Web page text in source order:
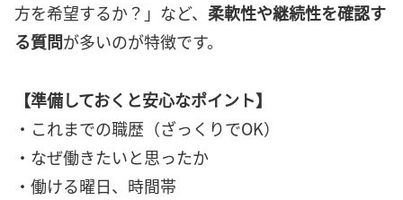
方を希望するか？」など、 柔軟性や継続性を確認す
る質問が多いのが特徴です。
【準備しておくと安心なポイント】
・これまでの職歴（ざっくりでOK）
・なぜ働きたいと思ったか
・働ける曜日、時間帯